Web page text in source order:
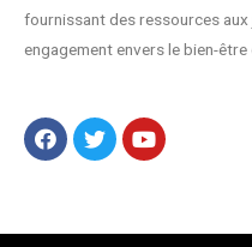
fournissant des ressources
engagement envers le bien-